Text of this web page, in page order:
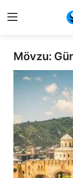
Haqqımızda
Peşə etikası
Reklam
Gündəm
Siyasət
Mövzu: